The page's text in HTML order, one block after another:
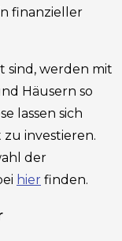
finanzieller
sind, werden mit
Häusern so
lassen sich
zu investieren.
der
hier finden.